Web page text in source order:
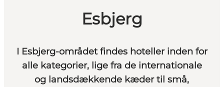
Esbjerg
I Esbjerg-området findes hoteller inden for
alle kategorier, lige fra de internationale
og landsdækkende kæder til små,